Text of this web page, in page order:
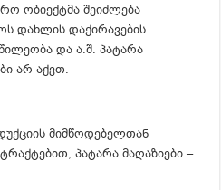
ობიექტმა შეიძლება
დახლის დაქირავების
და ა.შ. პატარა
არ აქვთ.
მიმწოდებელთან
პატარა მაღაზიები –